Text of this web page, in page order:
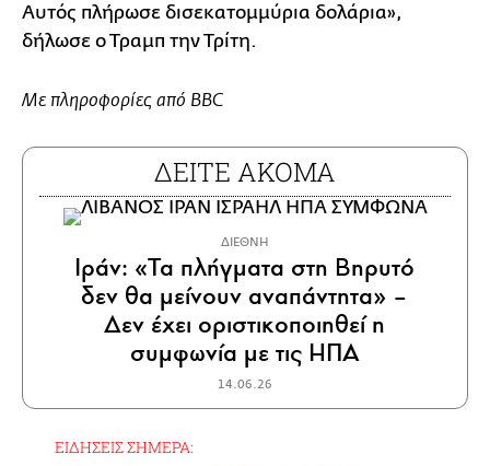
Αυτός πλήρωσε δισεκατομμύρια δολάρια»,
δήλωσε ο Τραμπ την Τρίτη.
Με πληροφορίες από BBC
ΔΕΙΤΕ ΑΚΟΜΑ
ΔΙΕΘΝΗ
Ιράν: «Τα πλήγματα στη Βηρυτό
δεν θα μείνουν αναπάντητα» –
Δεν έχει οριστικοποιηθεί η
συμφωνία με τις ΗΠΑ
14.06.26
ΕΙΔΗΣΕΙΣ ΣΗΜΕΡΑ: